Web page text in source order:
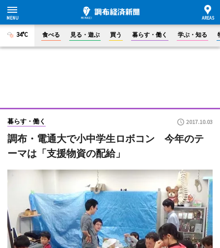
34°C 食べる 見る・遊ぶ 買う 暮らす・働く 学ぶ・知る
暮らす・働く 2017.10.03
調布・電通大で小中学生ロボコン 今年のテ
ーマは「支援物資の配給」